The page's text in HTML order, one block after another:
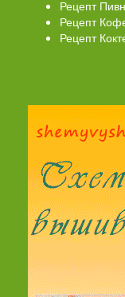
Рецепт
Рецепт
Рецепт